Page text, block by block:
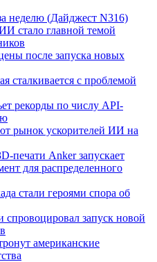
неделю (Дайджест N316)
стало главной темой
после запуска новых
сталкивается с проблемой
рекорды по числу API-
рынок ускорителей ИИ на
печати Anker запускает
для распределенного
стали героями спора об
запуск новой
американские